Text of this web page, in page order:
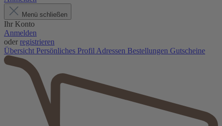
Menü schließen
Ihr Konto
Anmelden
oder registrieren
Übersicht Persönliches Profil Adressen Bestellungen Gutscheine